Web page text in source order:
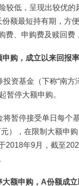
较低，呈现出较优
额最短持有期，方
费、申购费及赎回费
购，成立以来回报
资基金（下称“南
暂停大额申购。
暂停接受单日每个
），在限制大额申
2018年9月，截至
额申购，A份额成